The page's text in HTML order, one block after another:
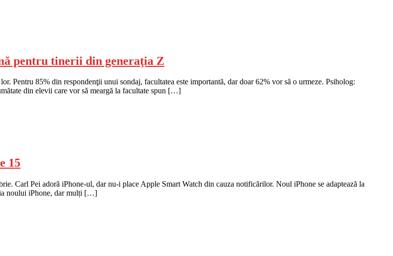
pentru tinerii din generaţia Z
Pentru 85% din respondenţii unui sondaj, facultatea este importantă, dar doar 62% vor să o urmeze. Psiholog:
din elevii care vor să meargă la facultate spun […]
15
Carl Pei adoră iPhone-ul, dar nu-i place Apple Smart Watch din cauza notificărilor. Noul iPhone se adaptează la
noului iPhone, dar mulți […]